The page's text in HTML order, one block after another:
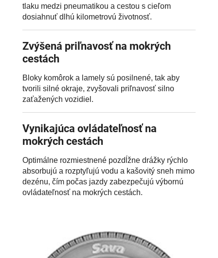
tlaku medzi pneumatikou a cestou s cieľom
dosiahnuť dlhú kilometrovú životnosť.
Zvýšená priľnavosť na mokrých
cestách
Bloky komôrok a lamely sú posilnené, tak aby
tvorili silné okraje, zvyšovali priľnavosť silno
zaťažených vozidiel.
Vynikajúca ovládateľnosť na
mokrých cestách
Optimálne rozmiestnené pozdĺžne drážky rýchlo
absorbujú a rozptyľujú vodu a kašovitý sneh mimo
dezénu, čím počas jazdy zabezpečujú výbornú
ovládateľnosť na mokrých cestách.